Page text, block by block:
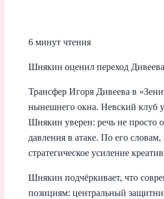
6 минут чтения
Шнякин оценил переход
Трансфер Игоря Дивеева в
нынешнего окна. Невский клуб
Шнякин уверен: речь не просто
давления в атаке. По его
стратегическое усиление
Шнякин подчёркивает, что
позициям: центральный